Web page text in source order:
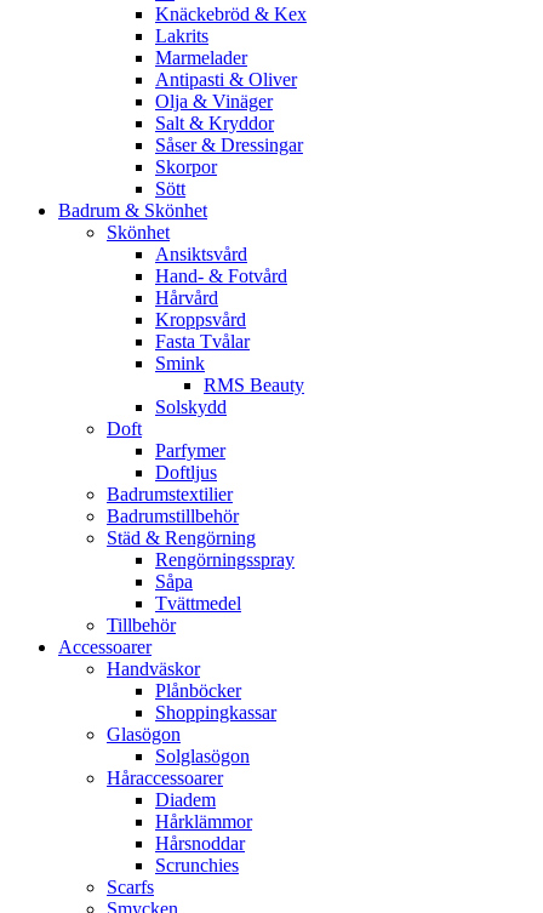
Knäckebröd & Kex
Lakrits
Marmelader
Antipasti & Oliver
Olja & Vinäger
Salt & Kryddor
Såser & Dressingar
Skorpor
Sött
Badrum & Skönhet
Skönhet
Ansiktsvård
Hand- & Fotvård
Hårvård
Kroppsvård
Fasta Tvålar
Smink
RMS Beauty
Solskydd
Doft
Parfymer
Doftljus
Badrumstextilier
Badrumstillbehör
Städ & Rengörning
Rengörningsspray
Såpa
Tvättmedel
Tillbehör
Accessoarer
Handväskor
Plånböcker
Shoppingkassar
Glasögon
Solglasögon
Håraccessoarer
Diadem
Hårklämmor
Hårsnoddar
Scrunchies
Scarfs
Smycken